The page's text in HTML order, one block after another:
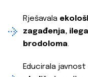
Rješavala
zagađenja,
brodoloma.
Educirala javnost